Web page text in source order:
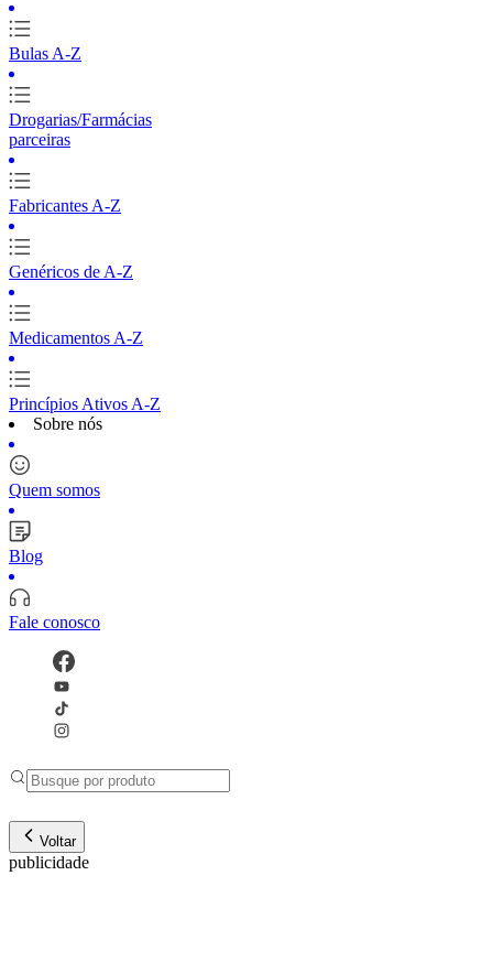
Bulas A-Z
Drogarias/Farmácias
parceiras
Fabricantes A-Z
Genéricos de A-Z
Medicamentos A-Z
Princípios Ativos A-Z
Sobre nós
Quem somos
Blog
Fale conosco
Voltar
publicidade